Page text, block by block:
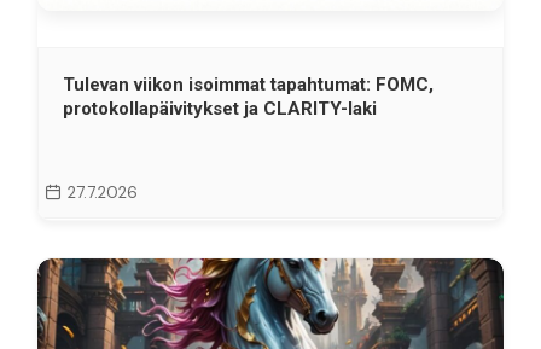
Tulevan viikon isoimmat tapahtumat: FOMC,
protokollapäivitykset ja CLARITY-laki
27.7.2026